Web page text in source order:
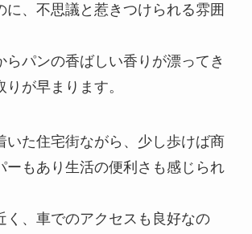
に、不思議と惹きつけられる雰囲
らパンの香ばしい香りが漂ってき
が早まります。
いた住宅街ながら、少し歩けば商
ーもあり生活の便利さも感じられ
く、車でのアクセスも良好なの